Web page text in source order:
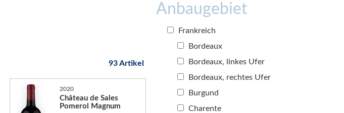
93 Artikel
2020
Château de Sales
Pomerol Magnum
Anbaugebiet
Frankreich
Bordeaux
Bordeaux, linkes Ufer
Bordeaux, rechtes Ufer
Burgund
Charente